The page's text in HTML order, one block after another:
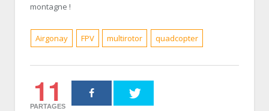
montagne !
Airgonay FPV multirotor quadcopter
11
PARTAGES